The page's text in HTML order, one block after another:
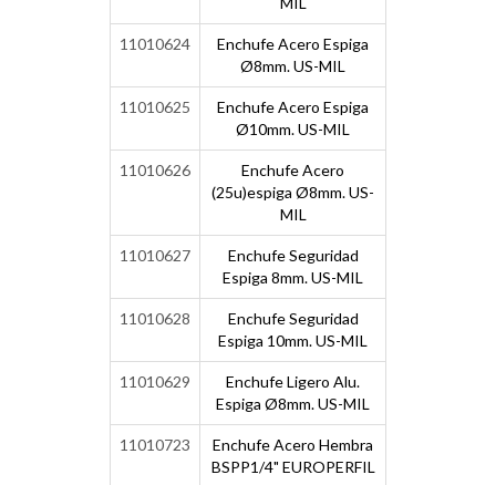
11010624
Enchufe Acero Espiga
Ø8mm. US-MIL
11010625
Enchufe Acero Espiga
Ø10mm. US-MIL
11010626
Enchufe Acero
(25u)espiga Ø8mm. US-
MIL
11010627
Enchufe Seguridad
Espiga 8mm. US-MIL
11010628
Enchufe Seguridad
Espiga 10mm. US-MIL
11010629
Enchufe Ligero Alu.
Espiga Ø8mm. US-MIL
11010723
Enchufe Acero Hembra
BSPP1/4" EUROPERFIL